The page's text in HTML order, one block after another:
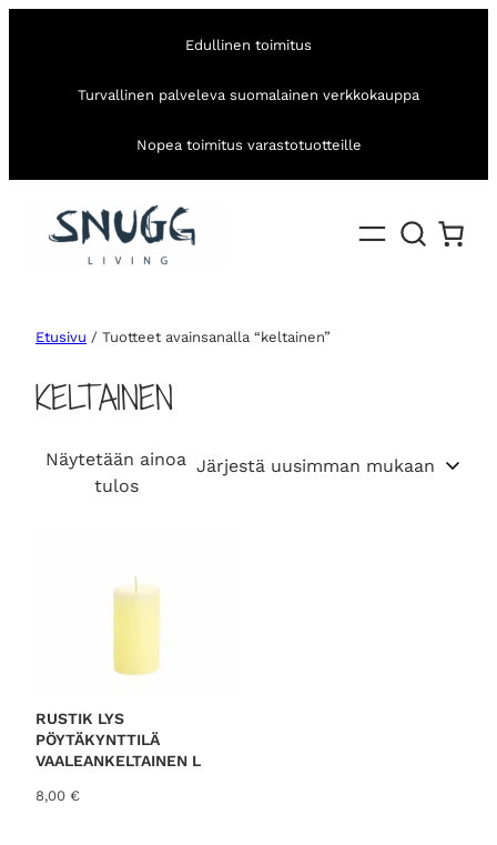
Edullinen toimitus
Turvallinen palveleva suomalainen verkkokauppa
Nopea toimitus varastotuotteille
Etusivu / Tuotteet avainsanalla “keltainen”
KELTAINEN
Näytetään ainoa
tulos
RUSTIK LYS
PÖYTÄKYNTTILÄ
VAALEANKELTAINEN L
8,00 €